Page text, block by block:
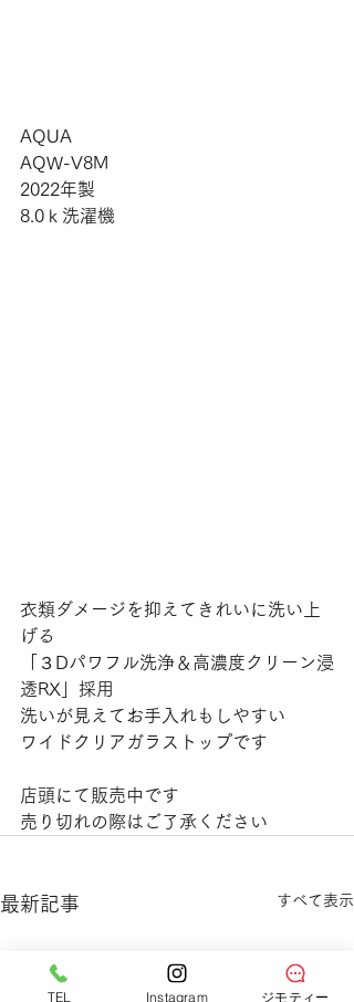
AQUA
AQW-V8M
2022年製
8.0ｋ洗濯機
衣類ダメージを抑えてきれいに洗い上
げる
「３Dパワフル洗浄＆高濃度クリーン浸
透RX」採用
洗いが見えてお手入れもしやすい
ワイドクリアガラストップです
店頭にて販売中です
売り切れの際はご了承ください
最新記事 すべて表示
TEL Instagram ジモティー